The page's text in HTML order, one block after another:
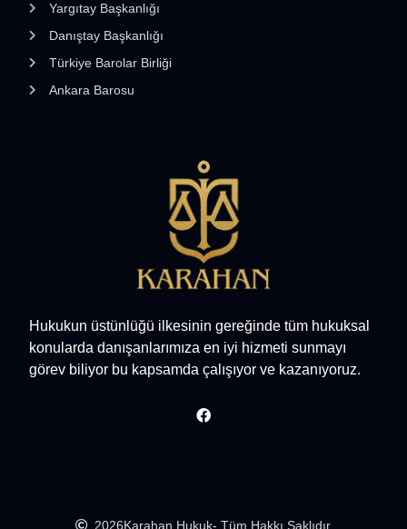
Hukukun üstünlüğü ilkesinin gereğinde tüm hukuksal
konularda danışanlarımıza en iyi hizmeti sunmayı
görev biliyor bu kapsamda çalışıyor ve kazanıyoruz.
Yargıtay Başkanlığı
Danıştay Başkanlığı
Türkiye Barolar Birliği
Ankara Barosu
2026Karahan Hukuk- Tüm Hakkı Saklıdır.